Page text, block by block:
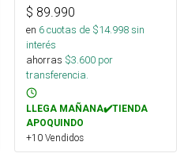
$ 89.990
en 6cuotas de $14.998sin
interés
ahorras $3.600 por
transferencia.
LLEGA MAÑANA✔️TIENDA
APOQUINDO
+10 Vendidos